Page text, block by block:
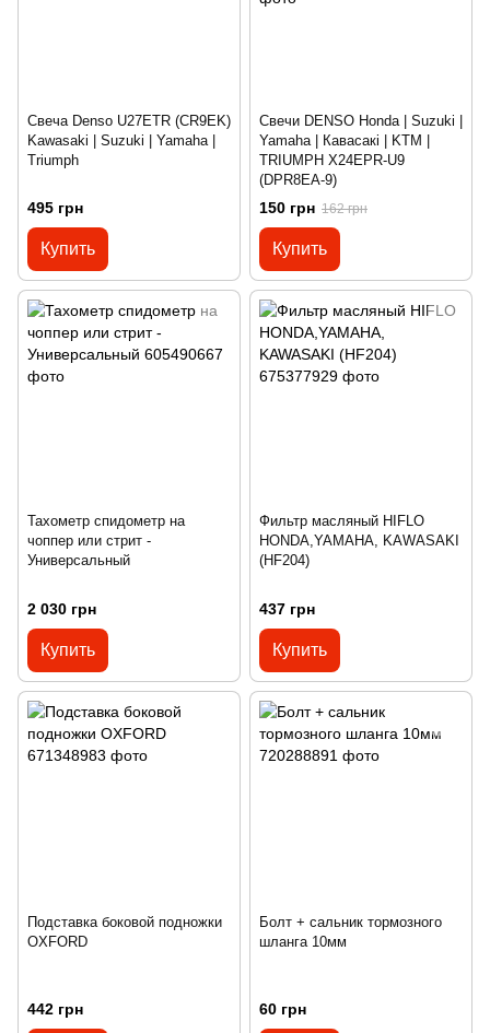
Свеча Denso U27ETR (CR9EK)
Kawasaki | Suzuki | Yamaha |
Triumph
495 грн
Купить
Свечи DENSO Honda | Suzuki |
Yamaha | Кавасакі | KTM |
TRIUMPH X24EPR-U9
(DPR8EA-9)
150 грн 162 грн
Купить
Тахометр спидометр на
чоппер или стрит -
Универсальный
2 030 грн
Купить
Фильтр масляный HIFLO
HONDA,YAMAHA, KAWASAKI
(HF204)
437 грн
Купить
Подставка боковой подножки
OXFORD
442 грн
Болт + сальник тормозного
шланга 10мм
60 грн